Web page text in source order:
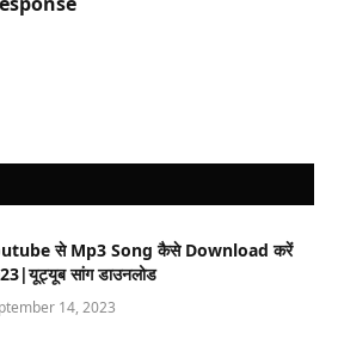
से Mp3 Song कैसे Download करें
सांग डाउनलोड
14, 2023